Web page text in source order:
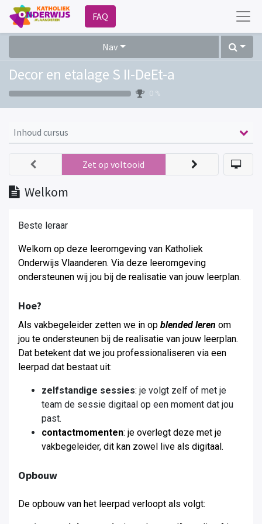
FAQ
Nav
Decor en etalage S II-DeEt-a
0 %
Inhoud cursus
Welkom
Zet op voltooid
Beste leraar
Welkom op deze leeromgeving van Katholiek
Onderwijs Vlaanderen. Via deze leeromgeving
ondersteunen wij jou bij de realisatie van jouw leerplan.
Hoe?
Als vakbegeleider zetten we in op blended leren om
jou te ondersteunen bij de realisatie van jouw leerplan.
Dat betekent dat we jou professionaliseren via een
leerpad dat bestaat uit:
zelfstandige sessies: je volgt zelf of met je
team de sessie digitaal op een moment dat jou
past.
contactmomenten: je overlegt deze met je
vakbegeleider, dit kan zowel live als digitaal.
Opbouw
De opbouw van het leerpad verloopt als volgt: